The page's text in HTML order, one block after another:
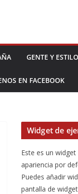
GENTE Y
EN FACEBOOK
Widget de
Este es un
apariencia por
Puedes añadir
pantalla de